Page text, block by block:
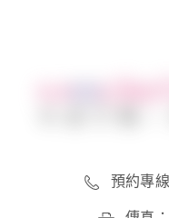
預約專